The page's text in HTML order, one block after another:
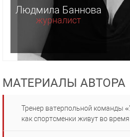
Людмила Баннова
журналист
МАТЕРИАЛЫ АВТОРА
Тренер ватерпольной команды
как спортсменки живут во